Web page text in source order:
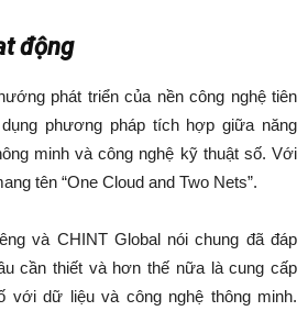
động
phát triển của nền công nghệ tiên
phương pháp tích hợp giữa năng
minh và công nghệ kỹ thuật số. Với
tên “One Cloud and Two Nets”.
và CHINT Global nói chung đã đáp
cần thiết và hơn thế nữa là cung cấp
với dữ liệu và công nghệ thông minh.